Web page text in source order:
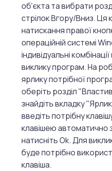
об'єкта та вибрати
стрілок Вгору/Вниз. Ця
натискання правої
операційній системі
індивідуальні
виклику програм. На
ярлику потрібної
оберіть розділ
знайдіть вкладку
введіть потрібну
клавішею автоматично
натисніть Оk. Для
буде потрібно
клавіша.